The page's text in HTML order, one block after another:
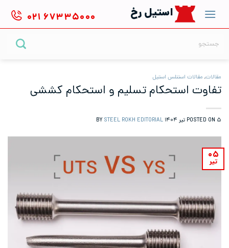
content
استیل رخ ۰۲۱ ۶۷۳۳۵۰۰۰
مقالات, مقالات استنلس استیل
تفاوت استحکام تسلیم و استحکام کششی
POSTED ON ۵ تیر ۱۴۰۴ STEEL ROKH EDITORIAL
۰۵
تیر